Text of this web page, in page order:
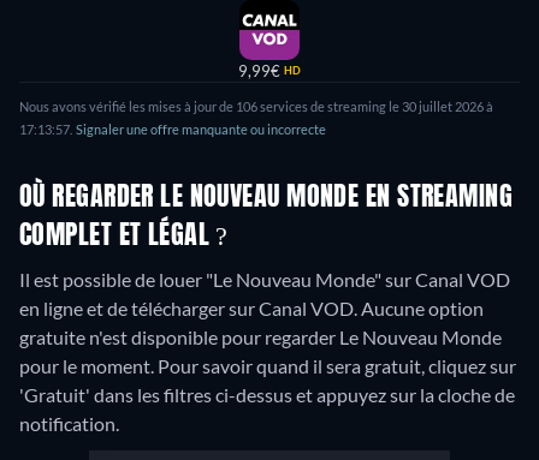
9,99€ HD
Nous avons vérifié les mises à jour de 106 services de streaming le 30 juillet 2026 à
17:13:57. Signaler une offre manquante ou incorrecte
OÙ REGARDER LE NOUVEAU MONDE EN STREAMING
COMPLET ET LÉGAL ?
Il est possible de louer "Le Nouveau Monde" sur Canal VOD
en ligne et de télécharger sur Canal VOD.Aucune option
gratuite n'est disponible pour regarder Le Nouveau Monde
pour le moment. Pour savoir quand il sera gratuit, cliquez sur
'Gratuit' dans les filtres ci-dessus et appuyez sur la cloche de
notification.